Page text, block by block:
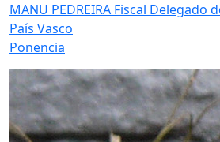
MANU PEDREIRA Fiscal Delegado
País Vasco
Ponencia